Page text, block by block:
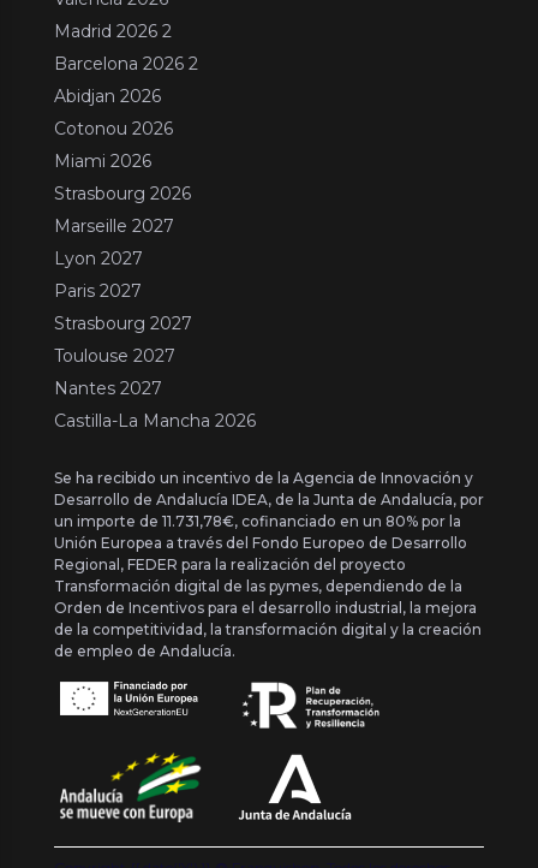
Madrid 2026 2
Barcelona 2026 2
Abidjan 2026
Cotonou 2026
Miami 2026
Strasbourg 2026
Marseille 2027
Lyon 2027
Paris 2027
Strasbourg 2027
Toulouse 2027
Nantes 2027
Castilla-La Mancha 2026
Se ha recibido un incentivo de la Agencia de Innovación y
Desarrollo de Andalucía IDEA, de la Junta de Andalucía, por
un importe de 11.731,78€, cofinanciado en un 80% por la
Unión Europea a través del Fondo Europeo de Desarrollo
Regional, FEDER para la realización del proyecto
Transformación digital de las pymes, dependiendo de la
Orden de Incentivos para el desarrollo industrial, la mejora
de la competitividad, la transformación digital y la creación
de empleo de Andalucía.